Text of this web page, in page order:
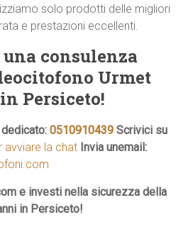
solo prodotti delle migliori
e prestazioni eccellenti.
consulenza
Urmet
Persiceto!
dedicato:0510910439 Scrivici su
avviare la chat Invia unemail:
e investi nella sicurezza della
in Persiceto!